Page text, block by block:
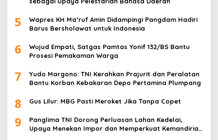
5
Wapres KH Ma’ruf Amin Didampingi Pangdam Hadiri
Barus Bersholawat untuk Indonesia
6
Wujud Empati, Satgas Pamtas Yonif 132/BS Bantu
Prosesi Pemakaman Warga
7
Yudo Margono: TNI Kerahkan Prajurit dan Peralatan
Bantu Korban Kebakaran Depo Pertamina Plumpang
8 Gus Lilur: MBG Pasti Meroket Jika Tanpa Copet
9
Panglima TNI Dorong Perluasan Lahan Kedelai,
Upaya Menekan Impor dan Memperkuat Kemandirian